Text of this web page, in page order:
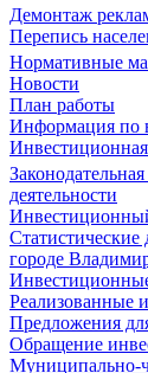
Демонтаж
Перепись
Нормативные
Новости
План работы
Информация по
Инвестиционная
деятельности
городе
Реализованные
Предложения
Обращение
Муниципально-